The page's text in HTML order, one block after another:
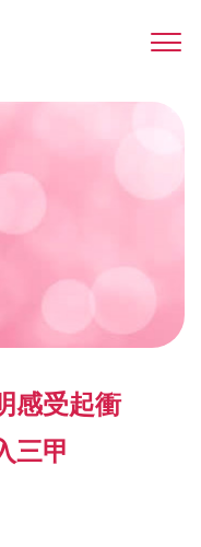
感受起衝
三甲